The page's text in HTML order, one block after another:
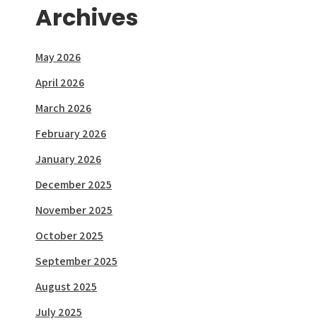
Archives
May 2026
April 2026
March 2026
February 2026
January 2026
December 2025
November 2025
October 2025
September 2025
August 2025
July 2025